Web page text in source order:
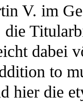
V. im
die
dabei
to
hier die